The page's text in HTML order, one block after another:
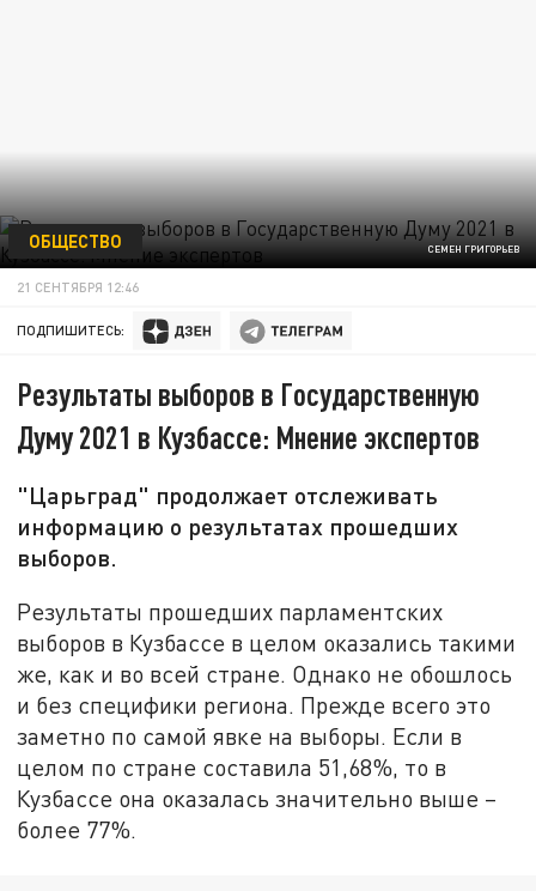
СЕМЕН ГРИГОРЬЕВ
ОБЩЕСТВО
21 СЕНТЯБРЯ 12:46
ПОДПИШИТЕСЬ:
Результаты выборов в Государственную
Думу 2021 в Кузбассе: Мнение экспертов
"Царьград" продолжает отслеживать
информацию о результатах прошедших
выборов.
Результаты прошедших парламентских
выборов в Кузбассе в целом оказались такими
же, как и во всей стране. Однако не обошлось
и без специфики региона. Прежде всего это
заметно по самой явке на выборы. Если в
целом по стране составила 51,68%, то в
Кузбассе она оказалась значительно выше –
более 77%.